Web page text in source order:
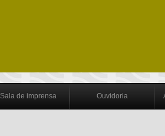
Sala de imprensa Ouvidoria